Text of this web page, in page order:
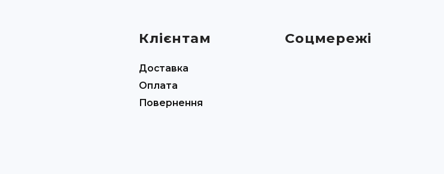
Клієнтам
Доставка
Оплата
Повернення
Соцмережі